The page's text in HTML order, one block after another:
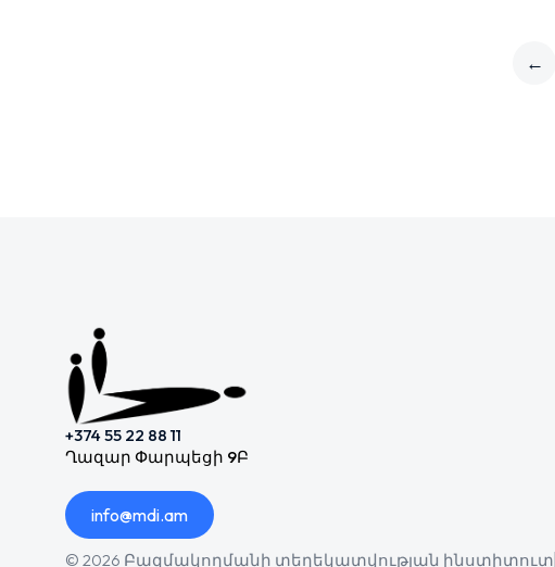
←
+374 55 22 88 11
Ղազար Փարպեցի 9Բ
info@mdi.am
© 2026 Բազմակողմանի տեղեկատվության ինստիտուտ